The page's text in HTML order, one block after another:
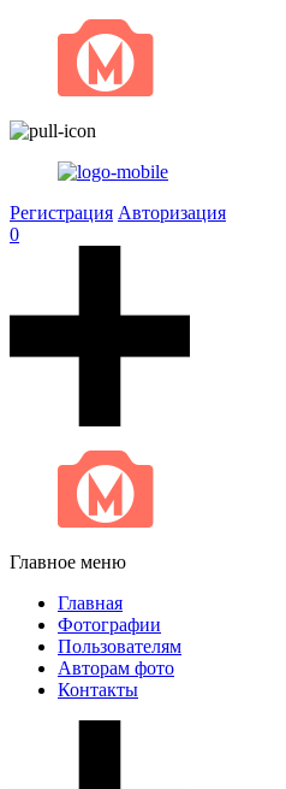
Регистрация Авторизация
0
Главное меню
Главная
Фотографии
Пользователям
Авторам фото
Контакты